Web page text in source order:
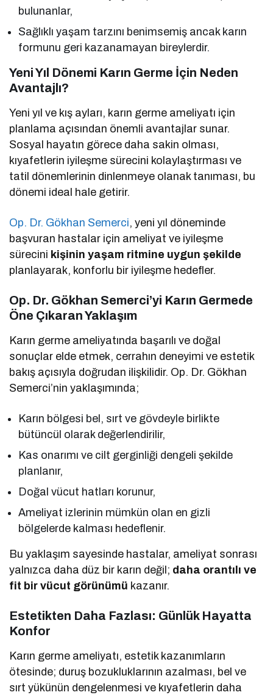
bulunanlar,
Sağlıklı yaşam tarzını benimsemiş ancak karın
formunu geri kazanamayan bireylerdir.
Yeni Yıl Dönemi Karın Germe İçin Neden
Avantajlı?
Yeni yıl ve kış ayları, karın germe ameliyatı için
planlama açısından önemli avantajlar sunar.
Sosyal hayatın görece daha sakin olması,
kıyafetlerin iyileşme sürecini kolaylaştırması ve
tatil dönemlerinin dinlenmeye olanak tanıması, bu
dönemi ideal hale getirir.
Op. Dr. Gökhan Semerci, yeni yıl döneminde
başvuran hastalar için ameliyat ve iyileşme
sürecini kişinin yaşam ritmine uygun şekilde
planlayarak, konforlu bir iyileşme hedefler.
Op. Dr. Gökhan Semerci’yi Karın Germede
Öne Çıkaran Yaklaşım
Karın germe ameliyatında başarılı ve doğal
sonuçlar elde etmek, cerrahın deneyimi ve estetik
bakış açısıyla doğrudan ilişkilidir. Op. Dr. Gökhan
Semerci’nin yaklaşımında;
Karın bölgesi bel, sırt ve gövdeyle birlikte
bütüncül olarak değerlendirilir,
Kas onarımı ve cilt gerginliği dengeli şekilde
planlanır,
Doğal vücut hatları korunur,
Ameliyat izlerinin mümkün olan en gizli
bölgelerde kalması hedeflenir.
Bu yaklaşım sayesinde hastalar, ameliyat sonrası
yalnızca daha düz bir karın değil; daha orantılı ve
fit bir vücut görünümü kazanır.
Estetikten Daha Fazlası: Günlük Hayatta
Konfor
Karın germe ameliyatı, estetik kazanımların
ötesinde; duruş bozukluklarının azalması, bel ve
sırt yükünün dengelenmesi ve kıyafetlerin daha